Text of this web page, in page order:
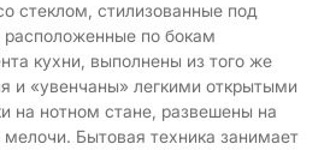
стеклом, стилизованные под
расположенные по бокам
кухни, выполнены из того же
и «увенчаны» легкими открытыми
на нотном стане, развешены на
мелочи. Бытовая техника занимает